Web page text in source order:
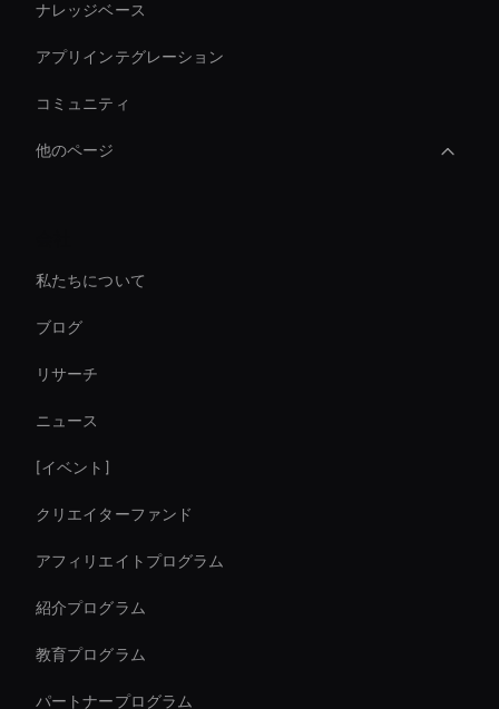
ナレッジベース
アプリインテグレーション
コミュニティ
他のページ
Ai Avatar For Training
Live Streaming Avatar
Streaming Ai Avatar For Youtube
AI コーポレートビデオエディター
Ai Avatar For Education
AI ビデオノイズ除去ツール
私たちについて
ブログ
リサーチ
ニュース
[イベント]
クリエイターファンド
アフィリエイトプログラム
紹介プログラム
教育プログラム
パートナープログラム